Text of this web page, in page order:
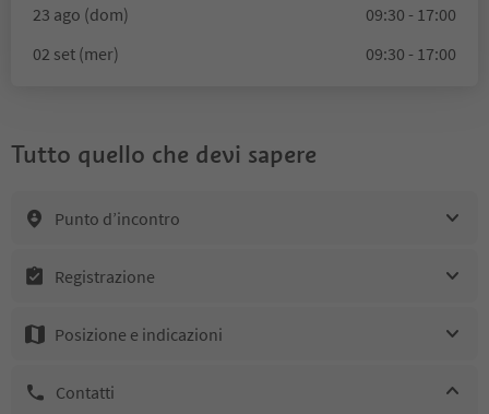
23 ago (dom)
09:30 - 17:00
02 set (mer)
09:30 - 17:00
Tutto quello che devi sapere
Punto d’incontro
Registrazione
Posizione e indicazioni
Contatti